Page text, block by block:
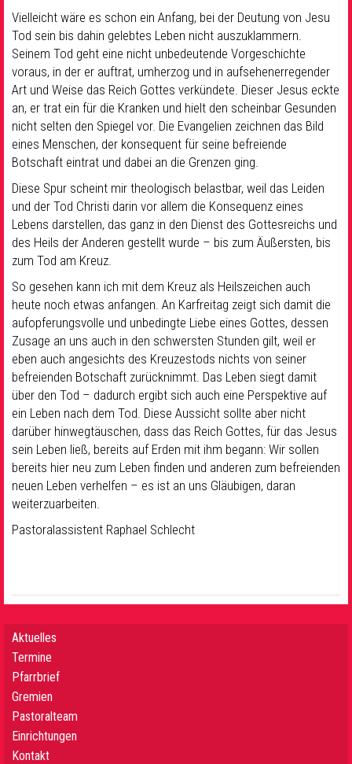
Vielleicht wäre es schon ein Anfang, bei der Deutung von Jesu
Tod sein bis dahin gelebtes Leben nicht auszuklammern.
Seinem Tod geht eine nicht unbedeutende Vorgeschichte
voraus, in der er auftrat, umherzog und in aufsehenerregender
Art und Weise das Reich Gottes verkündete. Dieser Jesus eckte
an, er trat ein für die Kranken und hielt den scheinbar Gesunden
nicht selten den Spiegel vor. Die Evangelien zeichnen das Bild
eines Menschen, der konsequent für seine befreiende
Botschaft eintrat und dabei an die Grenzen ging.
Diese Spur scheint mir theologisch belastbar, weil das Leiden
und der Tod Christi darin vor allem die Konsequenz eines
Lebens darstellen, das ganz in den Dienst des Gottesreichs und
des Heils der Anderen gestellt wurde – bis zum Äußersten, bis
zum Tod am Kreuz.
So gesehen kann ich mit dem Kreuz als Heilszeichen auch
heute noch etwas anfangen. An Karfreitag zeigt sich damit die
aufopferungsvolle und unbedingte Liebe eines Gottes, dessen
Zusage an uns auch in den schwersten Stunden gilt, weil er
eben auch angesichts des Kreuzestods nichts von seiner
befreienden Botschaft zurücknimmt. Das Leben siegt damit
über den Tod – dadurch ergibt sich auch eine Perspektive auf
ein Leben nach dem Tod. Diese Aussicht sollte aber nicht
darüber hinwegtäuschen, dass das Reich Gottes, für das Jesus
sein Leben ließ, bereits auf Erden mit ihm begann: Wir sollen
bereits hier neu zum Leben finden und anderen zum befreienden
neuen Leben verhelfen – es ist an uns Gläubigen, daran
weiterzuarbeiten.
Pastoralassistent Raphael Schlecht
Aktuelles
Termine
Pfarrbrief
Gremien
Pastoralteam
Einrichtungen
Kontakt